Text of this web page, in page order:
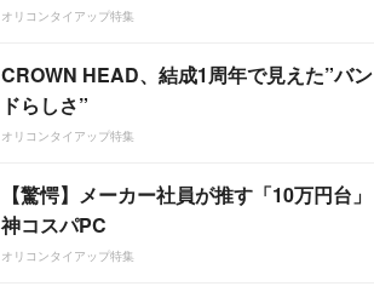
オリコンタイアップ特集
CROWN HEAD、結成1周年で見えた”バン
ドらしさ”
オリコンタイアップ特集
【驚愕】メーカー社員が推す「10万円台」
神コスパPC
オリコンタイアップ特集